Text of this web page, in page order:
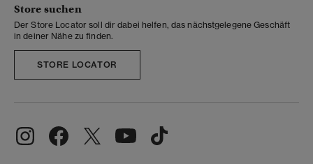
Store suchen
Der Store Locator soll dir dabei helfen, das nächstgelegene Geschäft
in deiner Nähe zu finden.
STORE LOCATOR